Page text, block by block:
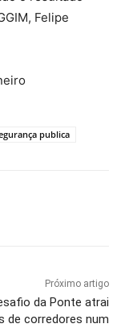
Felipe
publica
Próximo artigo
da Ponte atrai
de corredores num